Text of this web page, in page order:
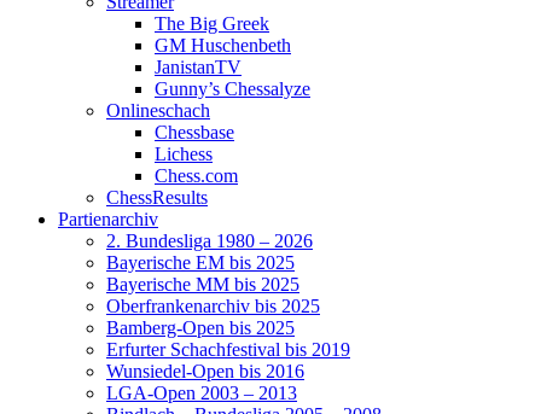
The Big Greek
GM Huschenbeth
JanistanTV
Gunny’s Chessalyze
Onlineschach
Chessbase
Lichess
Chess.com
ChessResults
Partienarchiv
2. Bundesliga 1980 – 2026
Bayerische EM bis 2025
Bayerische MM bis 2025
Oberfrankenarchiv bis 2025
Bamberg-Open bis 2025
Erfurter Schachfestival bis 2019
Wunsiedel-Open bis 2016
LGA-Open 2003 – 2013